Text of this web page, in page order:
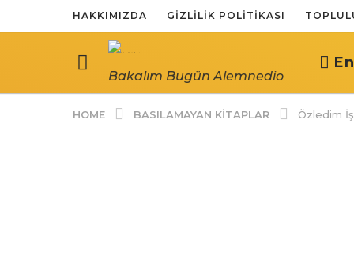
HAKKIMIZDA GIZLILIK POLITIKASI
Bakalım Bugün Alemnedio
HOME BASILAMAYAN KITAPLAR Özledim